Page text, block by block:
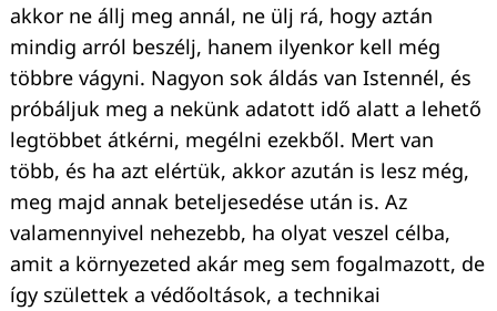
akkor ne állj meg annál, ne ülj rá, hogy aztán
mindig arról beszélj, hanem ilyenkor kell még
többre vágyni. Nagyon sok áldás van Istennél, és
próbáljuk meg a nekünk adatott idő alatt a lehető
legtöbbet átkérni, megélni ezekből. Mert van
több, és ha azt elértük, akkor azután is lesz még,
meg majd annak beteljesedése után is. Az
valamennyivel nehezebb, ha olyat veszel célba,
amit a környezeted akár meg sem fogalmazott, de
így születtek a védőoltások, a technikai